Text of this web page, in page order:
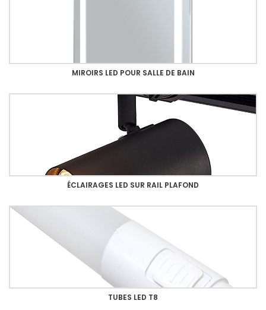
MIROIRS LED POUR SALLE DE BAIN
ÉCLAIRAGES LED SUR RAIL PLAFOND
TUBES LED T8